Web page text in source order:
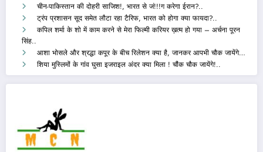
चीन-पाकिस्तान की दोहरी साजिश!, भारत से जं!!!ग करेगा ईरान?..
ट्रंप प्रशासन सूद समेत लौटा रहा टैरिफ, भारत को होगा क्या फायदा?..
कपिल शर्मा के शो में काम करने से मेरा फिल्मी करियर ख़त्म हो गया – अर्चना पूरन
सिंह..
आशा भोसले और श्रद्धा कपूर के बीच रिलेशन क्या है, जानकर आपभी चौक जायेंगे…
शिया मुस्लिमों के गांव घुसा इजराइल अंदर क्या मिला ! चौंक चौक जायेंगे!..